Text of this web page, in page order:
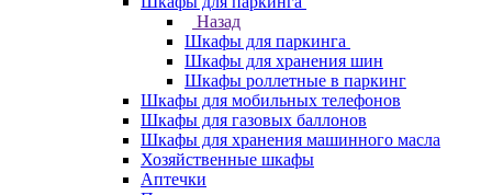
Назад
Шкафы для паркинга
Шкафы для хранения шин
Шкафы роллетные в паркинг
Шкафы для мобильных телефонов
Шкафы для газовых баллонов
Шкафы для хранения машинного масла
Хозяйственные шкафы
Аптечки